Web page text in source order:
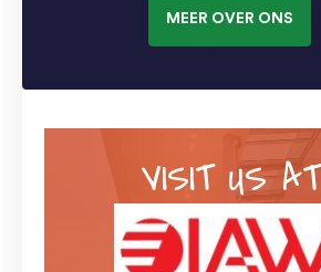
MEER OVER ONS
VISIT US AT